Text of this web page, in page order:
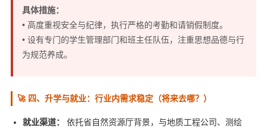
具体措施：
• 高度重视安全与纪律，执行严格的考勤和请销假制度。
• 设有专门的学生管理部门和班主任队伍，注重思想品德与行
为规范养成。
🚀 四、升学与就业：行业内需求稳定（将来去哪？）
就业渠道：
依托省自然资源厅背景，与地质工程公司、测绘